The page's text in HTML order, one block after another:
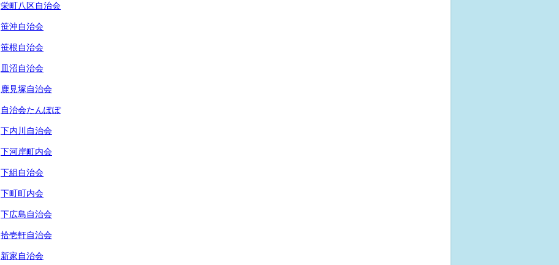
栄町八区自治会
笹沖自治会
笹根自治会
皿沼自治会
鹿見塚自治会
自治会たんぽぽ
下内川自治会
下河岸町内会
下組自治会
下町町内会
下広島自治会
拾壱軒自治会
新家自治会